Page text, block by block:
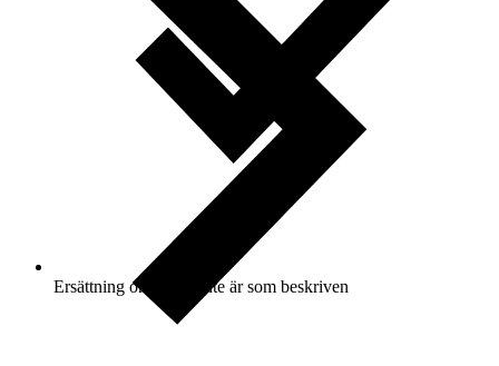
Ersättning om varan inte är som beskriven